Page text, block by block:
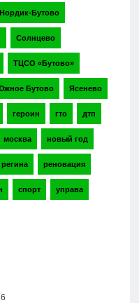
Нордик-Бутово
Солнцево
ТЦСО «Бутово»
Бутово Ясенево
героин гто дтп
москва новый год
регина реновация
спорт управа